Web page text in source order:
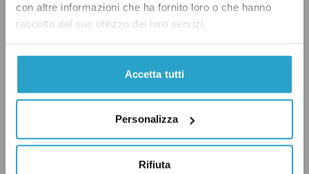
con altre informazioni che ha fornito loro o che hanno
raccolto dal suo utilizzo dei loro servizi.
Accetta tutti
Personalizza
Rifiuta
guadagnato 0,4 punti percentuali, tornando sui
livelli di luglio; Forza Italia è salita dello 0,4,
mentre la Lega ha perso un decimo di punto.
All’opposizione, il Partito Democratico ha
perso 0,4 punti mentre è salito di mezzo punto
il Movimento 5 Stelle, così come Azione.